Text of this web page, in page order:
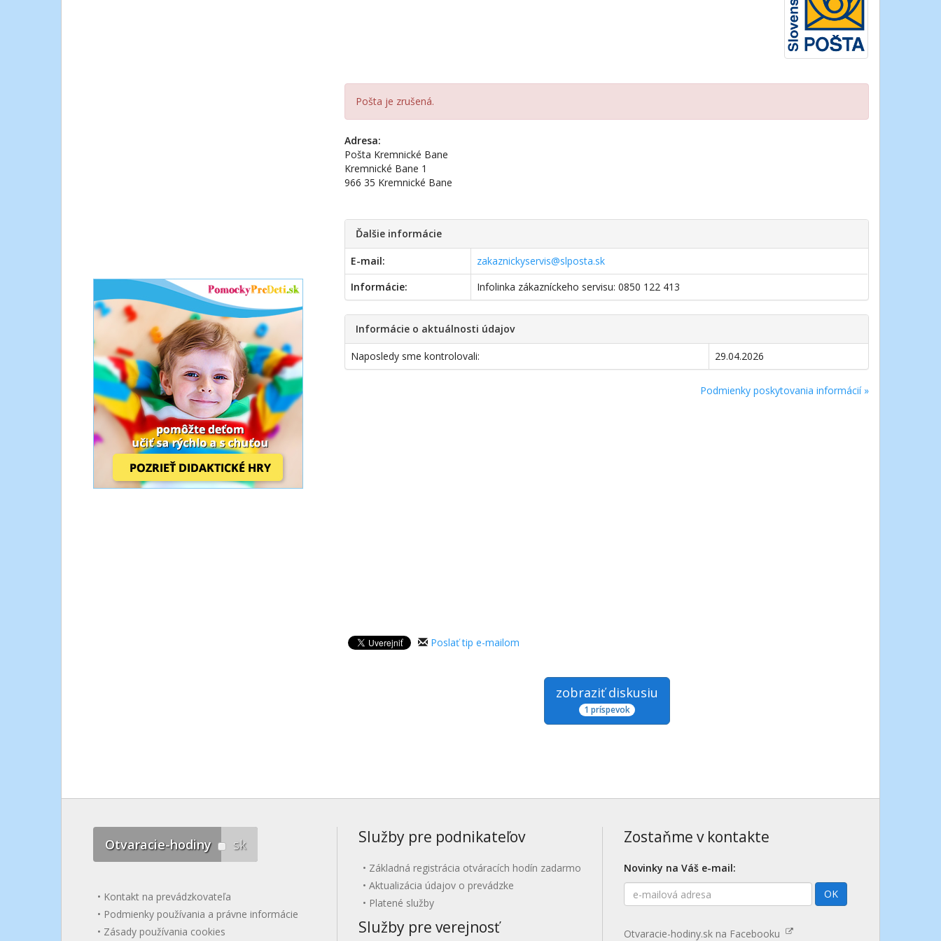
Pošta je zrušená.
Adresa:
Pošta Kremnické Bane
Kremnické Bane 1
966 35 Kremnické Bane
Ďalšie informácie
E-mail:
zakaznickyservis@slposta.sk
Informácie:
Infolinka zákazníckeho servisu: 0850 122 413
Informácie o aktuálnosti údajov
Naposledy sme kontrolovali: 29.04.2026
Podmienky poskytovania informácií »
Poslať tip e-mailom
zobraziť diskusiu
1 príspevok
Otvaracie-hodiny sk
Kontakt na prevádzkovateľa
Podmienky používania a právne informácie
Zásady používania cookies
Služby pre podnikateľov
Základná registrácia otváracích hodín zadarmo
Aktualizácia údajov o prevádzke
Platené služby
Služby pre verejnosť
Zostaňme v kontakte
Novinky na Váš e-mail:
E-
mailová
OK
Otvaracie-hodiny.sk na Facebooku